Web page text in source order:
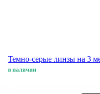
Темно-серые линзы на 3
в наличии